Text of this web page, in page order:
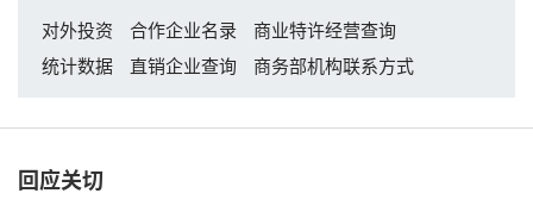
对外投资 合作企业名录
商业特许经营查询
统计数据
直销企业查询 商务部机构联系方式
回应关切